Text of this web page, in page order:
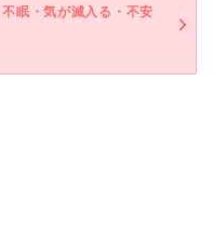
眠・気が滅入る・不安